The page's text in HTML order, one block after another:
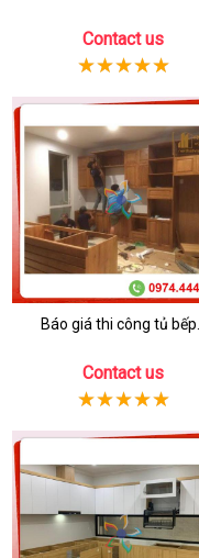
Contact us
Báo giá thi công tủ bếp...
Contact us